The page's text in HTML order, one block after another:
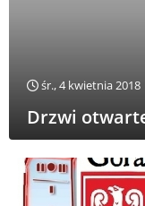
śr., 4 kwietnia 2018
Drzwi